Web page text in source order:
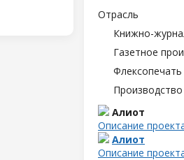
Отрасль
Книжно-
Газетное
Алиот
Описание
Алиот
Описание